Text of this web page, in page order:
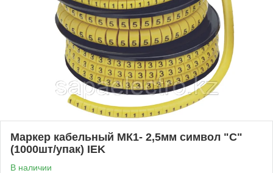
Маркер кабельный МК1- 2,5мм символ "С"
(1000шт/упак) IEK
В наличии